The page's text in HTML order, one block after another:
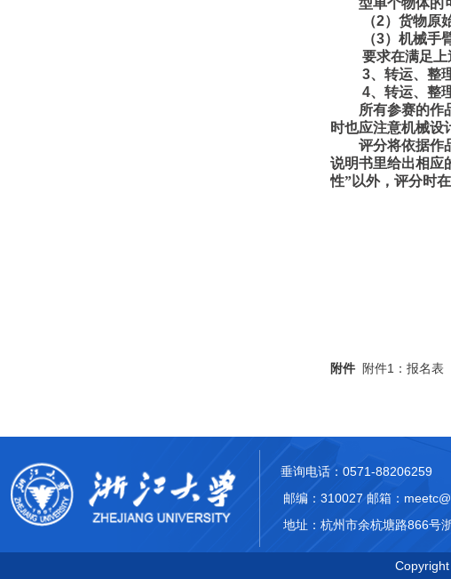
（2） 货物原
（3） 机械手
要求在满足上
3、转运、整
4、转运、整
所有参赛的作
时也应注意机械设
评分将依据作
说明书里给出相应
性”以外，评分时
附件 附件1：报名表
垂询电话：0571-88206259
邮编：310027 邮箱：
地址：杭州市余杭塘路866号